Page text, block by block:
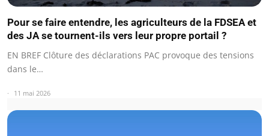
Pour se faire entendre, les agriculteurs de la FDSEA et
des JA se tournent-ils vers leur propre portail ?
EN BREF Clôture des déclarations PAC provoque des tensions
dans le…
11 mai 2026